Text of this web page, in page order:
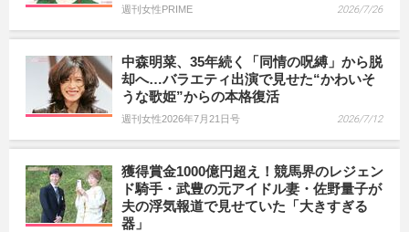
週刊女性PRIME 2026/7/26
中森明菜、35年続く「同情の呪縛」から脱
却へ…バラエティ出演で見せた“かわいそ
うな歌姫”からの本格復活
週刊女性2026年7月21日号 2026/7/12
獲得賞金1000億円超え！競馬界のレジェン
ド騎手・武豊の元アイドル妻・佐野量子が
夫の浮気報道で見せていた「大きすぎる
器」